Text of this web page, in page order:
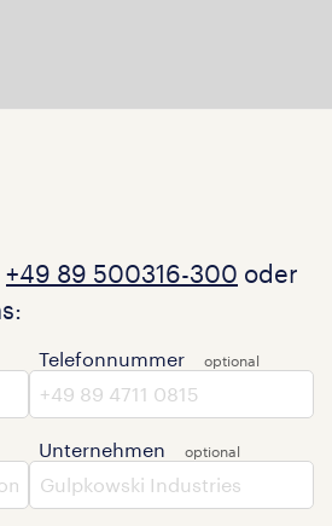
+49 89 500316-300 oder
Telefonnummer
Unternehmen